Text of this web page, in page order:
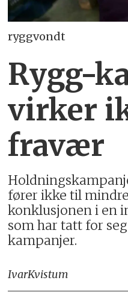
ryggvondt
Rygg-
virker
fravær
fører ikke til
konklusjonen i en
som har tatt for
kampanjer.
IvarKvistum